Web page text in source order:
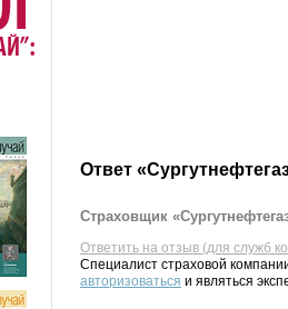
Ответ
Страховщик
Ответить на отзыв (для служб
Специалист страховой
авторизоваться и являться